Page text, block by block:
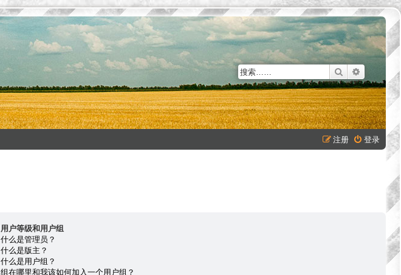
搜索
登录
注册
用户等级和用户组
什么是管理员？
什么是版主？
什么是用户组？
组在哪里和我该如何加入一个用户组？